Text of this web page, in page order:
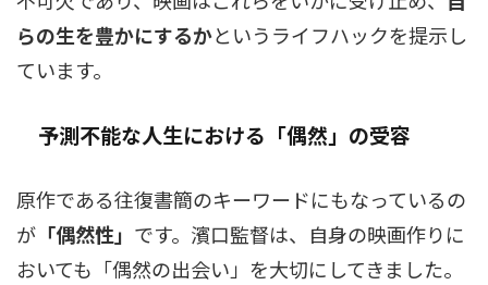
らの生を豊かにするかというライフハックを提示し
ています。
予測不能な人生における「偶然」の受容
原作である往復書簡のキーワードにもなっているの
が 「偶然性」 です。濱口監督は、自身の映画作りに
おいても「偶然の出会い」を大切にしてきました。